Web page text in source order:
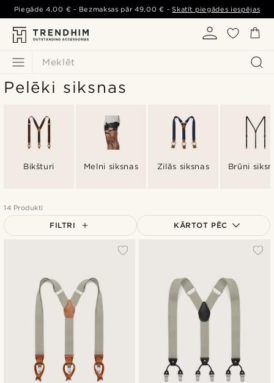
Meklēt
Piegāde4,00 € - Bezmaksas pār49,00 € -Skatīt piegādes iespējas
Pelēki siksnas
Bikšturi Melni siksnas Zilās siksnas Brūni
14 Produkti
FILTRI KĀRTOT PĒC
Zemākā cena
Augstākā cena